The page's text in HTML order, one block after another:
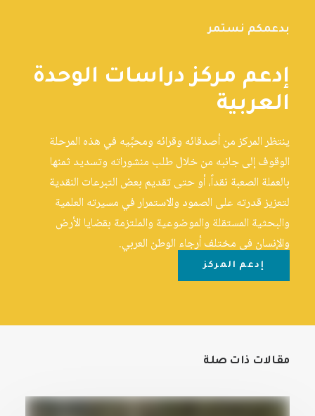
بدعمكم نستمر
إدعم مركز دراسات الوحدة
العربية
ينتظر المركز من أصدقائه وقرائه ومحبِّيه في هذه المرحلة
الوقوف إلى جانبه من خلال طلب منشوراته وتسديد ثمنها
بالعملة الصعبة نقداً، أو حتى تقديم بعض التبرعات النقدية
لتعزيز قدرته على الصمود والاستمرار في مسيرته العلمية
والبحثية المستقلة والموضوعية والملتزمة بقضايا الأرض
والإنسان في مختلف أرجاء الوطن العربي.
إدعم المركز
مقالات ذات صلة